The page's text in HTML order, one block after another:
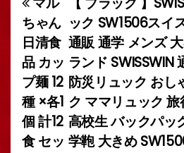
投
稿
ナ
ビ
ゲ
ック SW1506スイ
通販 通学 メンズ
ランド SWISSWIN
防災リュック おし
ク ママリュック
高校生 バックパッ
学鞄 大きめ
ちゃん
日清食
品 カッ
プ麺 12
種 ×各1
個 計12
食 セッ